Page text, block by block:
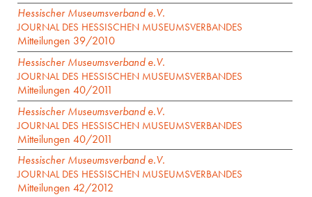
Hessischer Museumsverband e.V.
JOURNAL DES HESSISCHEN MUSEUMSVERBANDES
Mitteilungen 39/2010
Hessischer Museumsverband e.V.
JOURNAL DES HESSISCHEN MUSEUMSVERBANDES
Mitteilungen 40/2011
Hessischer Museumsverband e.V.
JOURNAL DES HESSISCHEN MUSEUMSVERBANDES
Mitteilungen 40/2011
Hessischer Museumsverband e.V.
JOURNAL DES HESSISCHEN MUSEUMSVERBANDES
Mitteilungen 42/2012